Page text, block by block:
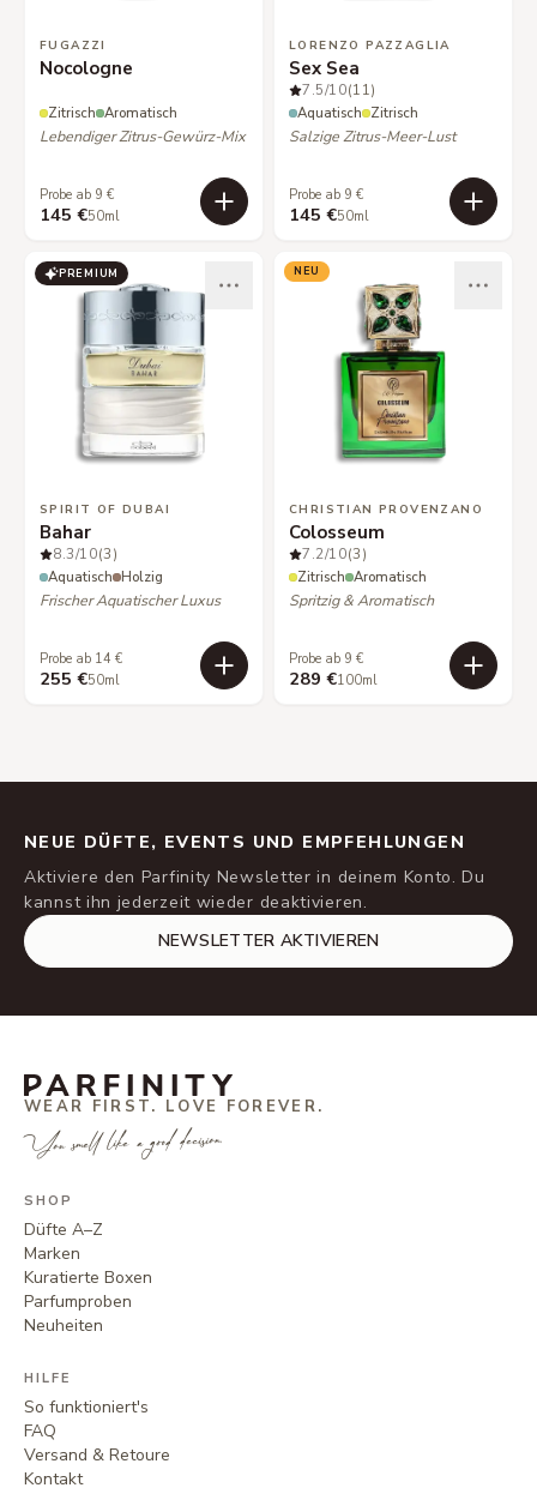
FUGAZZI
Nocologne
Zitrisch Aromatisch
Lebendiger Zitrus-Gewürz-Mix
Probe ab 9 €
145 €50ml
LORENZO PAZZAGLIA
Sex Sea
7.5/10(11)
Aquatisch Zitrisch
Salzige Zitrus-Meer-Lust
Probe ab 9 €
145 €50ml
PREMIUM
SPIRIT OF DUBAI
Bahar
8.3/10(3)
Aquatisch Holzig
Frischer Aquatischer Luxus
Probe ab 14 €
255 €50ml
NEU
CHRISTIAN PROVENZANO
Colosseum
7.2/10(3)
Zitrisch Aromatisch
Spritzig & Aromatisch
Probe ab 9 €
289 €100ml
NEUE DÜFTE, EVENTS UND EMPFEHLUNGEN
Aktiviere den Parfinity Newsletter in deinem Konto. Du
kannst ihn jederzeit wieder deaktivieren.
NEWSLETTER AKTIVIEREN
WEAR FIRST. LOVE FOREVER.
You smell like a good decision.
SHOP
Düfte A–Z
Marken
Kuratierte Boxen
Parfumproben
Neuheiten
HILFE
So funktioniert's
FAQ
Versand & Retoure
Kontakt